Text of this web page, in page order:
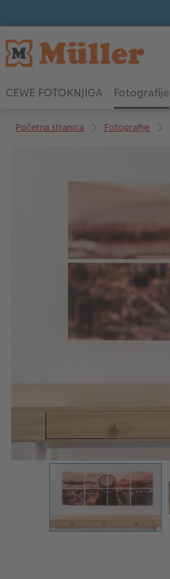
CEWE FOTOKNJIGA Fotografije
Početna stranica Fotografije